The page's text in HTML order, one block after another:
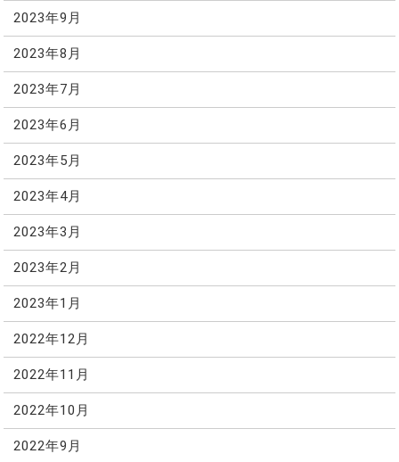
2023年9月
2023年8月
2023年7月
2023年6月
2023年5月
2023年4月
2023年3月
2023年2月
2023年1月
2022年12月
2022年11月
2022年10月
2022年9月